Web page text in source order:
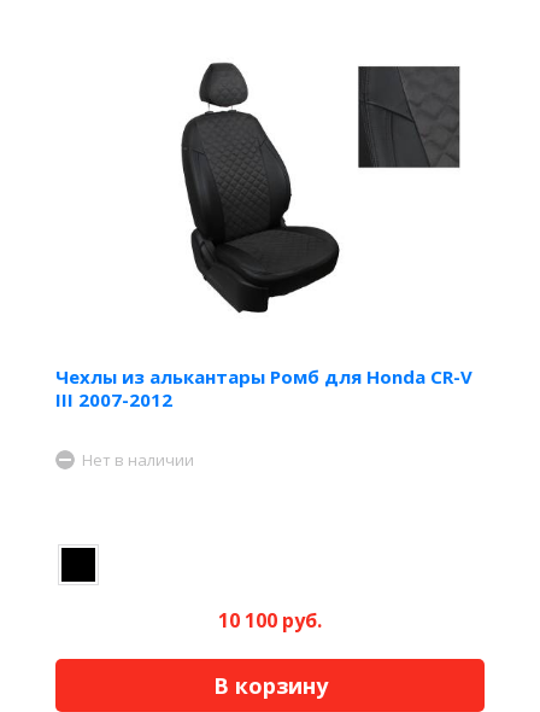
Чехлы из алькантары Ромб для Honda CR-V
III 2007-2012
Нет в наличии
10 100 руб.
В корзину